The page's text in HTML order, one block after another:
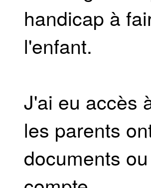
handicap à
l'enfant.
J'ai eu accès
les parents
documents